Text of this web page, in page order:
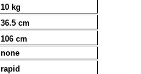
10 kg
36.5 cm
106 cm
none
rapid